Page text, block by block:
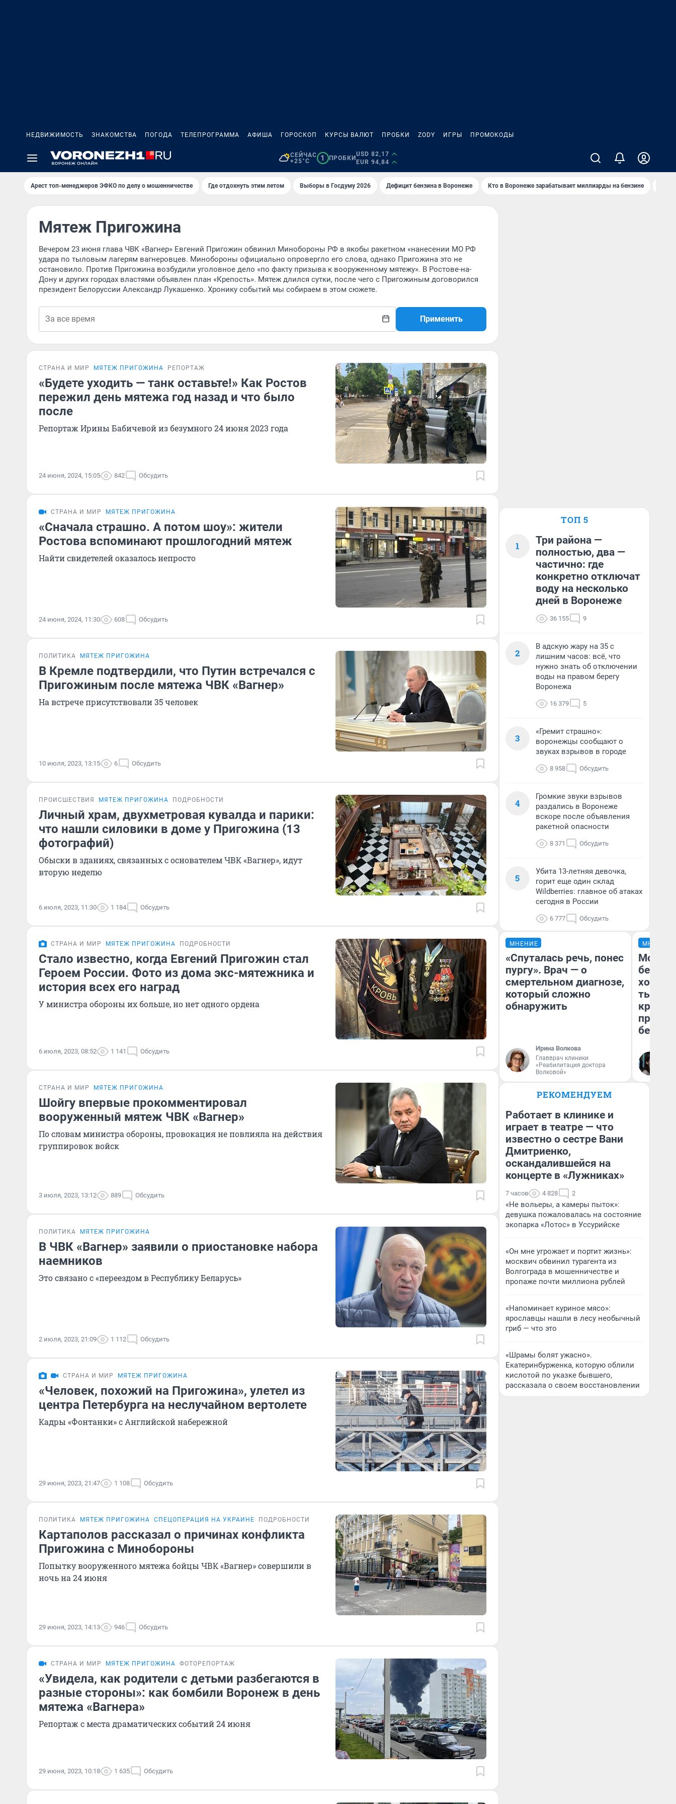
НЕДВИЖИМОСТЬ ЗНАКОМСТВА ПОГОДА ТЕЛЕПРОГРАММА АФИША ГОРОСКОП КУРСЫ ВАЛЮТ ПРОБКИ ZODY ИГРЫ ПРОМОКОДЫ
СЕЙЧАС
+25°C
1 ПРОБКИ
USD 82,17
EUR 94,84
Арест топ-менеджеров ЭФКО по делу о мошенничестве Где отдохнуть этим летом Выборы в Госдуму 2026 Дефицит бензина в Воронеже Кто в Воронеже зарабатывает миллиарды на бензине
Мятеж Пригожина
Вечером 23 июня глава ЧВК «Вагнер» Евгений Пригожин обвинил Минобороны РФ в якобы ракетном «нанесении МО РФ
удара по тыловым лагерям вагнеровцев. Минобороны официально опровергло его слова, однако Пригожина это не
остановило. Против Пригожина возбудили уголовное дело «по факту призыва к вооруженному мятежу». В Ростове-на-
Дону и других городах властями объявлен план «Крепость». Мятеж длился сутки, после чего с Пригожиным договорился
президент Белоруссии Александр Лукашенко. Хронику событий мы собираем в этом сюжете.
Применить
СТРАНА И МИР МЯТЕЖ ПРИГОЖИНА РЕПОРТАЖ
«Будете уходить — танк оставьте!» Как Ростов
пережил день мятежа год назад и что было
после
Репортаж Ирины Бабичевой из безумного 24 июня 2023 года
24 июня, 2024, 15:05 842 Обсудить
СТРАНА И МИР МЯТЕЖ ПРИГОЖИНА
«Сначала страшно. А потом шоу»: жители
Ростова вспоминают прошлогодний мятеж
Найти свидетелей оказалось непросто
24 июня, 2024, 11:30 608 Обсудить
ПОЛИТИКА МЯТЕЖ ПРИГОЖИНА
В Кремле подтвердили, что Путин встречался с
Пригожиным после мятежа ЧВК «Вагнер»
На встрече присутствовали 35 человек
10 июля, 2023, 13:15 6 Обсудить
ПРОИСШЕСТВИЯ МЯТЕЖ ПРИГОЖИНА ПОДРОБНОСТИ
Личный храм, двухметровая кувалда и парики:
что нашли силовики в доме у Пригожина (13
фотографий)
Обыски в зданиях, связанных с основателем ЧВК «Вагнер», идут
вторую неделю
6 июля, 2023, 11:30 1 184 Обсудить
СТРАНА И МИР МЯТЕЖ ПРИГОЖИНА ПОДРОБНОСТИ
Стало известно, когда Евгений Пригожин стал
Героем России. Фото из дома экс-мятежника и
история всех его наград
У министра обороны их больше, но нет одного ордена
6 июля, 2023, 08:52 1 141 Обсудить
СТРАНА И МИР МЯТЕЖ ПРИГОЖИНА
Шойгу впервые прокомментировал
вооруженный мятеж ЧВК «Вагнер»
По словам министра обороны, провокация не повлияла на действия
группировок войск
3 июля, 2023, 13:12 889 Обсудить
ПОЛИТИКА МЯТЕЖ ПРИГОЖИНА
В ЧВК «Вагнер» заявили о приостановке набора
наемников
Это связано с «переездом в Республику Беларусь»
2 июля, 2023, 21:09 1 112 Обсудить
СТРАНА И МИР МЯТЕЖ ПРИГОЖИНА
«Человек, похожий на Пригожина», улетел из
центра Петербурга на неслучайном вертолете
Кадры «Фонтанки» с Английской набережной
29 июня, 2023, 21:47 1 108 Обсудить
ПОЛИТИКА МЯТЕЖ ПРИГОЖИНА СПЕЦОПЕРАЦИЯ НА УКРАИНЕ ПОДРОБНОСТИ
Картаполов рассказал о причинах конфликта
Пригожина с Минобороны
Попытку вооруженного мятежа бойцы ЧВК «Вагнер» совершили в
ночь на 24 июня
29 июня, 2023, 14:13 946 Обсудить
СТРАНА И МИР МЯТЕЖ ПРИГОЖИНА ФОТОРЕПОРТАЖ
«Увидела, как родители с детьми разбегаются в
разные стороны»: как бомбили Воронеж в день
мятежа «Вагнера»
Репортаж с места драматических событий 24 июня
29 июня, 2023, 10:18 1 635 Обсудить
ТОП 5
1
Три района —
полностью, два —
частично: где
конкретно отключат
воду на несколько
дней в Воронеже
36 155 9
2
В адскую жару на 35 с
лишним часов: всё, что
нужно знать об отключении
воды на правом берегу
Воронежа
16 379 5
3
«Гремит страшно»:
воронежцы сообщают о
звуках взрывов в городе
8 958 Обсудить
4
Громкие звуки взрывов
раздались в Воронеже
вскоре после объявления
ракетной опасности
8 371 Обсудить
5
Убита 13-летняя девочка,
горит еще один склад
Wildberries: главное об атаках
сегодня в России
6 777 Обсудить
МНЕНИЕ
«Спуталась речь, понес
пургу». Врач — о
смертельном диагнозе,
который сложно
обнаружить
Ирина Волкова
Главврач клиники
«Реабилитация доктора
Волковой»
МНЕНИЕ
Мой
хотела
тысяч,
РЕКОМЕНДУЕМ
Работает в клинике и
играет в театре — что
известно о сестре Вани
Дмитриенко,
оскандалившейся на
концерте в «Лужниках»
7 часов 4 828 2
«Не вольеры, а камеры пыток»:
девушка пожаловалась на состояние
экопарка «Лотос» в Уссурийске
«Он мне угрожает и портит жизнь»:
москвич обвинил турагента из
Волгограда в мошенничестве и
пропаже почти миллиона рублей
«Напоминает куриное мясо»:
ярославцы нашли в лесу необычный
гриб — что это
«Шрамы болят ужасно».
Екатеринбурженка, которую облили
кислотой по указке бывшего,
рассказала о своем восстановлении